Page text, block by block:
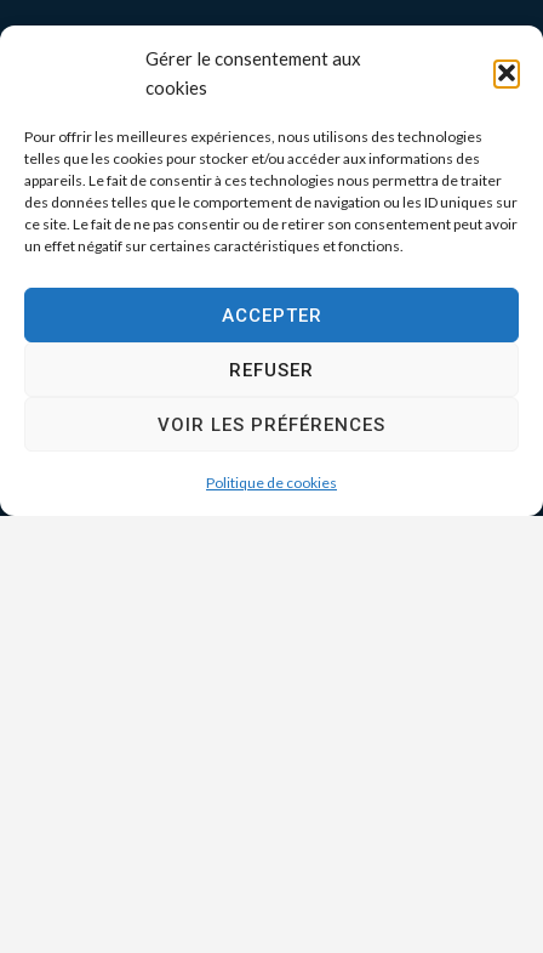
Gérer le consentement aux
cookies
Pour offrir les meilleures expériences, nous utilisons des technologies
telles que les cookies pour stocker et/ou accéder aux informations des
appareils. Le fait de consentir à ces technologies nous permettra de traiter
des données telles que le comportement de navigation ou les ID uniques sur
ce site. Le fait de ne pas consentir ou de retirer son consentement peut avoir
un effet négatif sur certaines caractéristiques et fonctions.
ACCEPTER
REFUSER
VOIR LES PRÉFÉRENCES
Politique de cookies